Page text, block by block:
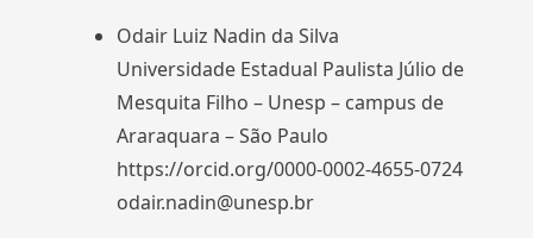
Odair Luiz Nadin da Silva
Universidade Estadual Paulista Júlio de
Mesquita Filho – Unesp – campus de
Araraquara – São Paulo
https://orcid.org/0000-0002-4655-0724
odair.nadin@unesp.br